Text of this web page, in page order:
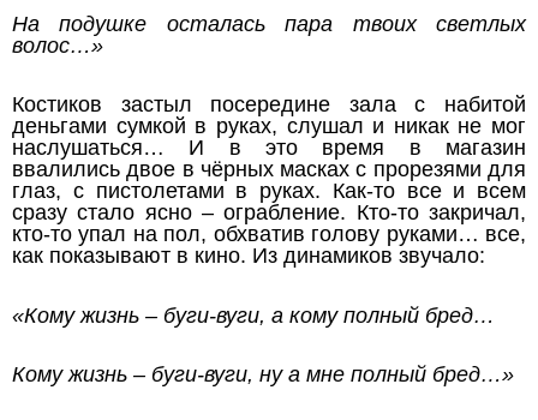
На подушке осталась пара твоих светлых
волос…»
Костиков застыл посередине зала с набитой
деньгами сумкой в руках, слушал и никак не мог
наслушаться… И в это время в магазин
ввалились двое в чёрных масках с прорезями для
глаз, с пистолетами в руках. Как-то все и всем
сразу стало ясно – ограбление. Кто-то закричал,
кто-то упал на пол, обхватив голову руками… все,
как показывают в кино. Из динамиков звучало:
«Кому жизнь – буги-вуги, а кому полный бред…
Кому жизнь – буги-вуги, ну а мне полный бред…»